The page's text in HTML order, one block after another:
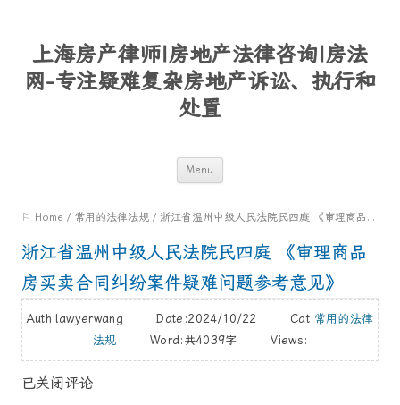
上海房产律师|房地产法律咨询|房法
网-专注疑难复杂房地产诉讼、执行和
处置
Menu
content
⚐ Home / 常用的法律法规 / 浙江省温州中级人民法院民四庭 《审理商品房买卖合同纠纷案件疑难问题参考意见》
浙江省温州中级人民法院民四庭 《审理商品
房买卖合同纠纷案件疑难问题参考意见》
Auth:lawyerwang Date:2024/10/22 Cat: 常用的法律
法规 Word: 共4039字 Views:
已关闭评论